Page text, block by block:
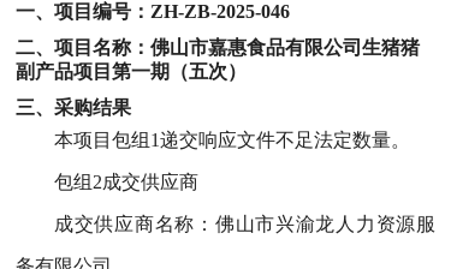
一、项目编号： ZH-ZB-2025-046
二、项目名称： 佛山市嘉惠食品有限公司生猪猪
副产品项目第一期（五次）
三、采购结果
本项目包组1递交响应文件不足法定数量。
包组2成交供应商
成交供应商名称：佛山市兴渝龙人力资源服